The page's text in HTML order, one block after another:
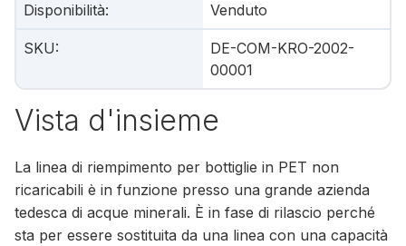
Disponibilità: Venduto
SKU:
DE-COM-KRO-2002-
00001
Vista d'insieme
La linea di riempimento per bottiglie in PET non
ricaricabili è in funzione presso una grande azienda
tedesca di acque minerali. È in fase di rilascio perché
sta per essere sostituita da una linea con una capacità